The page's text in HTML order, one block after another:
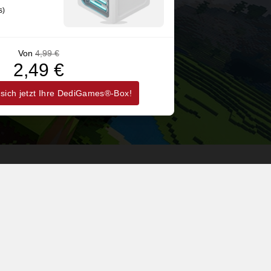
Fabric 0.17.2
Von 4,99 €
2,49 €
jetzt Ihre DediGames®-Box!